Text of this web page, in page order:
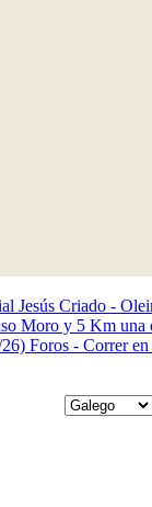
Jesús Criado -
Moro y 5 Km una
Foros - Correr